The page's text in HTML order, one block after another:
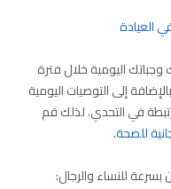
العيادة
اليومية خلال فترة
إلى التوصيات اليومية
في التحدي. لذلك قم
للصحة.
بسرعة للنساء والرجال: